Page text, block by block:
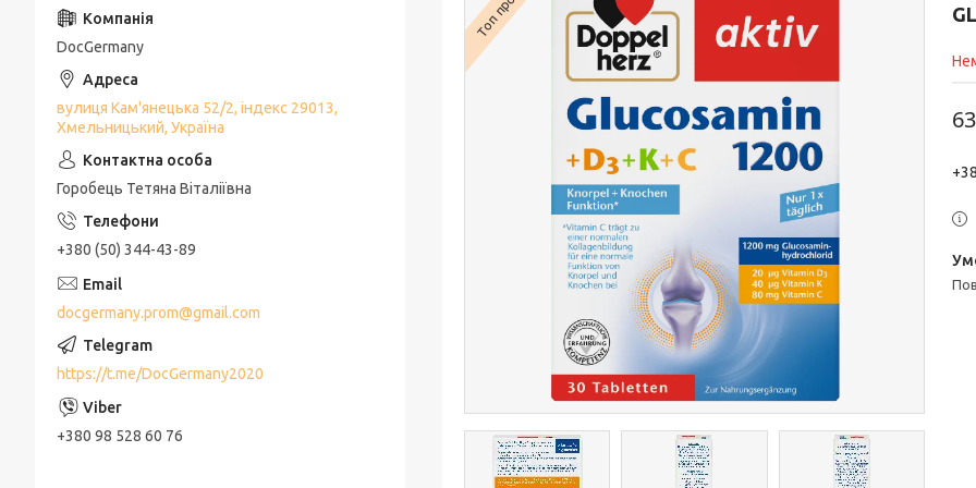
DocGermany
вулиця Кам'янецька 52/2, індекс 29013,
Хмельницький, Україна
Горобець Тетяна Віталіївна
+380 (50) 344-43-89
docgermany.prom@gmail.com
https://t.me/DocGermany2020
+380 98 528 60 76